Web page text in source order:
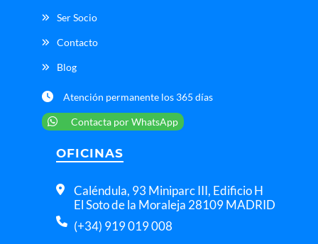
Ser Socio
Contacto
Blog
Atención permanente los 365 días
Contacta por WhatsApp
OFICINAS
Caléndula, 93 Miniparc III, Edificio H
El Soto de la Moraleja 28109 MADRID
(+34) 919 019 008